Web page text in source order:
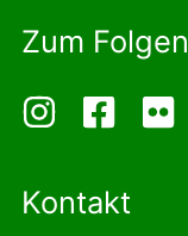
Zum Folgen
Kontakt